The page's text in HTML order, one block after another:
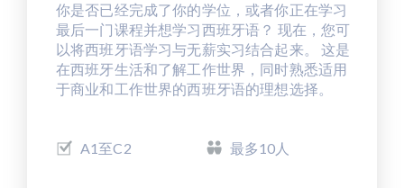
你是否已经完成了你的学位，或者你正在学习
最后一门课程并想学习西班牙语？ 现在，您可
以将西班牙语学习与无薪实习结合起来。 这是
在西班牙生活和了解工作世界，同时熟悉适用
于商业和工作世界的西班牙语的理想选择。
A1至C2 最多10人